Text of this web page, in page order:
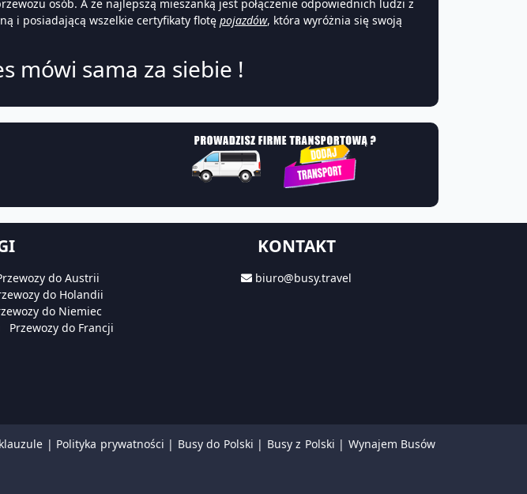
osób. A że najlepszą mieszanką jest połączenie odpowiednich ludzi z
i posiadającą wszelkie certyfikaty flotę pojazdów, która wyróżnia się swoją
mówi sama za siebie !
do Austrii
do Holandii
do Niemiec
Przewozy do Francji
KONTAKT
biuro@busy.travel
| Polityka prywatności | Busy do Polski | Busy z Polski | Wynajem Busów